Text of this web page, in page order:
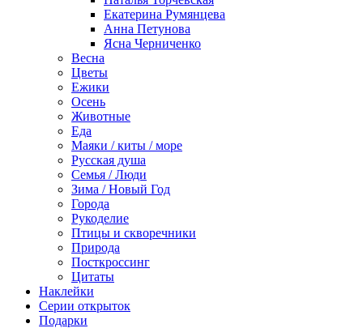
Екатерина Румянцева
Анна Петунова
Ясна Черниченко
Весна
Цветы
Ежики
Осень
Животные
Еда
Маяки / киты / море
Русская душа
Семья / Люди
Зима / Новый Год
Города
Рукоделие
Птицы и скворечники
Природа
Посткроссинг
Цитаты
Наклейки
Серии открыток
Подарки